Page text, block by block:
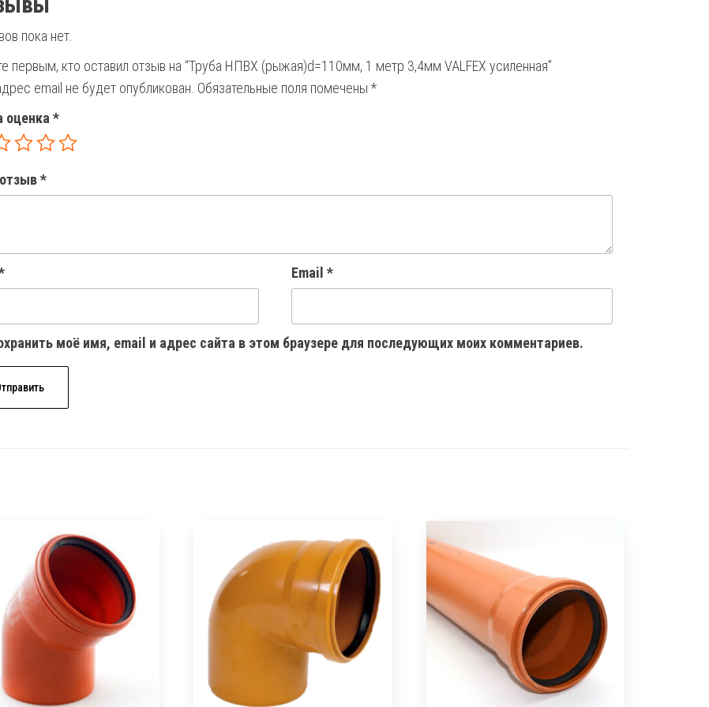
пока нет.
первым, кто оставил отзыв на “Труба НПВХ (рыжая)d=110мм, 1 метр 3,4мм VALFEX усиленная”
email не будет опубликован. Обязательные поля помечены *
оценка *
*
Email *
моё имя, email и адрес сайта в этом браузере для последующих моих комментариев.